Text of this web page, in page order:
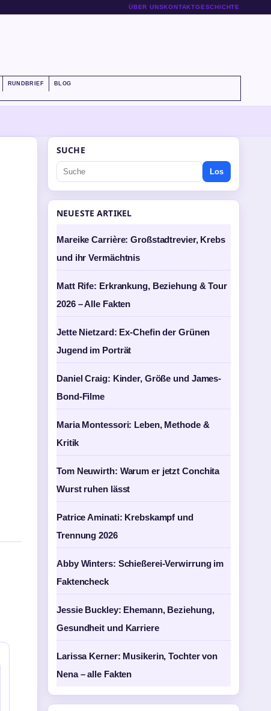
ÜBER UNSKONTAKTGESCHICHTE
RUNDBRIEF BLOG
SUCHE
Los
NEUESTE ARTIKEL
Mareike Carrière: Großstadtrevier, Krebs
und ihr Vermächtnis
Matt Rife: Erkrankung, Beziehung & Tour
2026 – Alle Fakten
Jette Nietzard: Ex-Chefin der Grünen
Jugend im Porträt
Daniel Craig: Kinder, Größe und James-
Bond-Filme
Maria Montessori: Leben, Methode &
Kritik
Tom Neuwirth: Warum er jetzt Conchita
Wurst ruhen lässt
Patrice Aminati: Krebskampf und
Trennung 2026
Abby Winters: Schießerei-Verwirrung im
Faktencheck
Jessie Buckley: Ehemann, Beziehung,
Gesundheit und Karriere
Larissa Kerner: Musikerin, Tochter von
Nena – alle Fakten